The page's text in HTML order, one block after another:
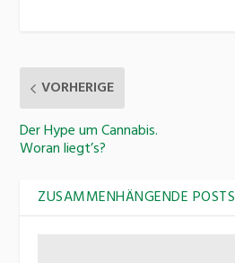
VORHERIGE
Der Hype um Cannabis.
Woran liegt’s?
ZUSAMMENHÄNGENDE POSTS